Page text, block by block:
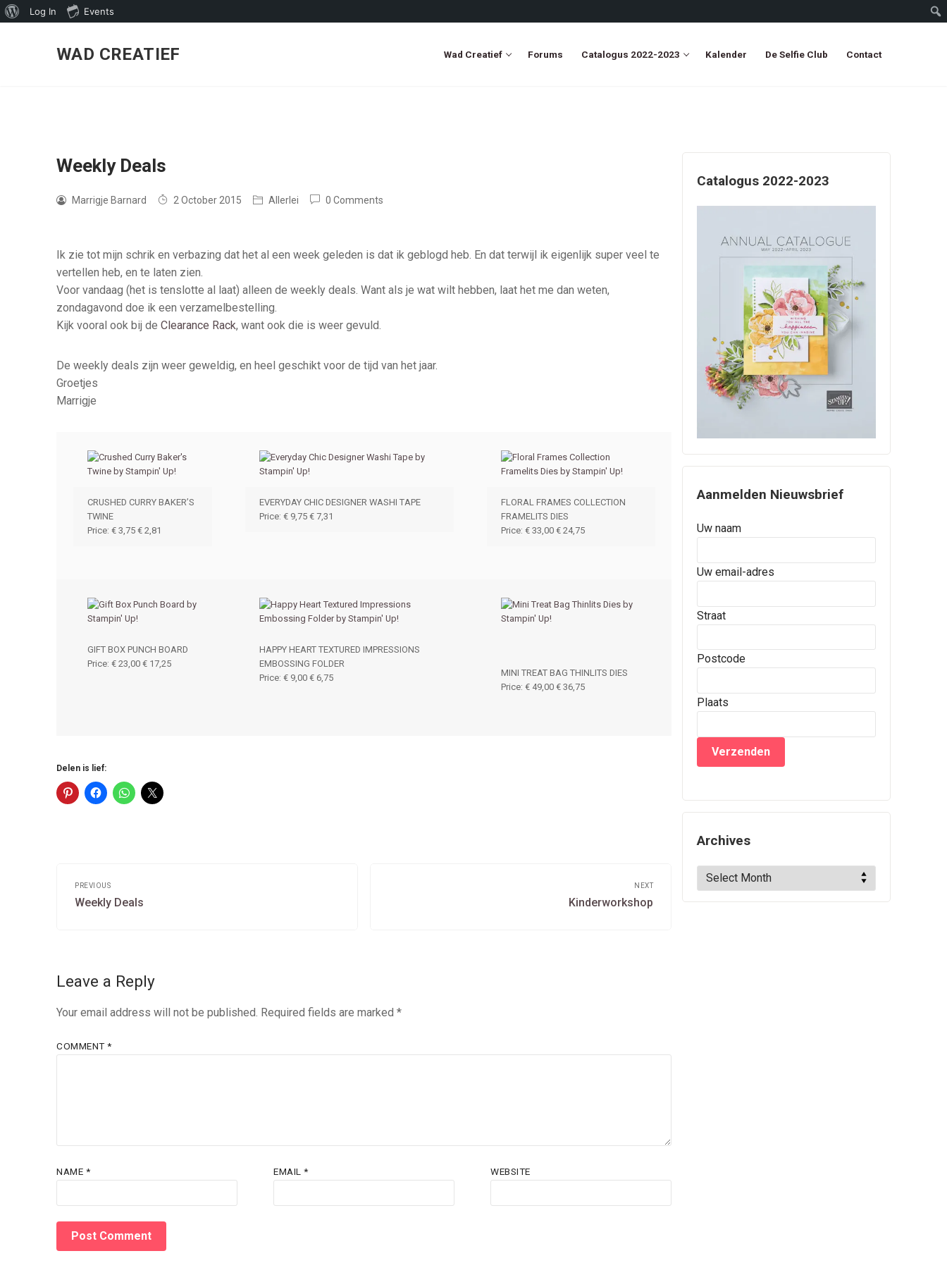
About
Log In Events
WAD CREATIEF Wad Creatief Forums Catalogus 2022-2023 Kalender De Selfie Club Contact
Weekly Deals
Marrigje Barnard 2 October 2015 Allerlei 0 Comments
Ik zie tot mijn schrik en verbazing dat het al een week geleden is dat ik geblogd heb. En dat terwijl ik eigenlijk super veel te
vertellen heb, en te laten zien.
Voor vandaag (het is tenslotte al laat) alleen de weekly deals. Want als je wat wilt hebben, laat het me dan weten,
zondagavond doe ik een verzamelbestelling.
Kijk vooral ook bij de Clearance Rack, want ook die is weer gevuld.
De weekly deals zijn weer geweldig, en heel geschikt voor de tijd van het jaar.
Groetjes
Marrigje
CRUSHED CURRY BAKER’S
TWINE
Price:€ 3,75 € 2,81
EVERYDAY CHIC DESIGNER WASHI TAPE
Price:€ 9,75 € 7,31
FLORAL FRAMES COLLECTION
FRAMELITS DIES
Price:€ 33,00 € 24,75
GIFT BOX PUNCH BOARD
Price:€ 23,00 € 17,25
HAPPY HEART TEXTURED IMPRESSIONS
EMBOSSING FOLDER
Price:€ 9,00 € 6,75
MINI TREAT BAG THINLITS DIES
Price:€ 49,00 € 36,75
Delen is lief:
navigation
PREVIOUS
Previous
Weekly Deals
NEXT
Kinderworkshop
Leave a Reply
Your email address will not be published. Required fields are marked *
COMMENT*
NAME * EMAIL* WEBSITE
Catalogus 2022-2023
Aanmelden Nieuwsbrief
Uw naam
Uw email-adres
Straat
Postcode
Plaats
Archives
Archives